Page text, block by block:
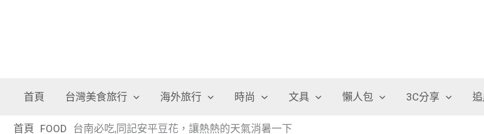
首頁 台灣美食旅行 海外旅行 時尚 文具 懶人包 3C分享 追
首頁 FOOD 台南必吃,同記安平豆花，讓熱熱的天氣消暑一下